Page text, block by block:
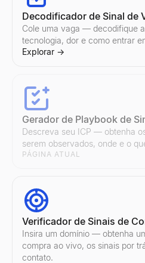
Comparar influenciadores
Comparar influenciadores
Mecanismo de
Lista de Endereços de
Encontre listas segmentadas
Outreach por e-mail
Automatize prospecção
Explorar →
Decodificador de Sinal de
Cole uma vaga — decodifique
tecnologia, dor e como entrar
Explorar →
Gerador de Playbook de
Descreva seu ICP — obtenha
serem observados, onde e o
PÁGINA ATUAL
Verificador de Sinais de
Insira um domínio — obtenha
compra ao vivo, os sinais por
contato.